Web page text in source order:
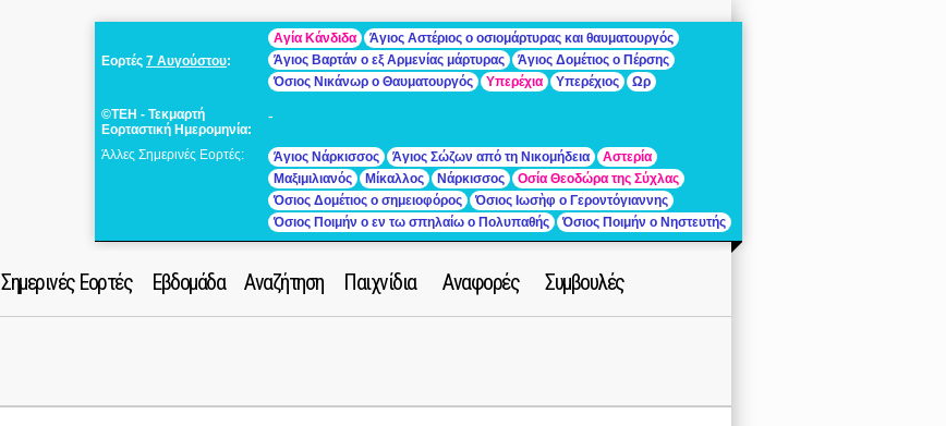
Εορτές 7 Αυγούστου:
Αγία Κάνδιδα
Άγιος Αστέριος ο οσιομάρτυρας και θαυματουργός
Άγιος Βαρτάν ο εξ Αρμενίας μάρτυρας
Άγιος Δομέτιος ο Πέρσης
Όσιος Νικάνωρ ο Θαυματουργός
Υπερέχια Υπερέχιος Ωρ
©ΤΕΗ - Τεκμαρτή
Εορταστική Ημερομηνία:
-
Άλλες Σημερινές Εορτές: Άγιος Νάρκισσος Άγιος Σώζων από τη Νικομήδεια
Αστερία
Μαξιμιλιανός
Μίκαλλος Νάρκισσος
Οσία Θεοδώρα της Σύχλας
Όσιος Δομέτιος ο σημειοφόρος
Όσιος Ιωσὴφ ο Γεροντόγιαννης
Όσιος Ποιμήν ο εν τω σπηλαίω ο Πολυπαθής
Όσιος Ποιμήν ο Νηστευτής
Σημερινές Εορτές Εβδομάδα Αναζήτηση Παιχνίδια Αναφορές Συμβουλές